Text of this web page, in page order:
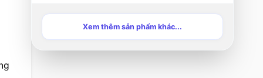
Xem thêm sản phẩm khác...